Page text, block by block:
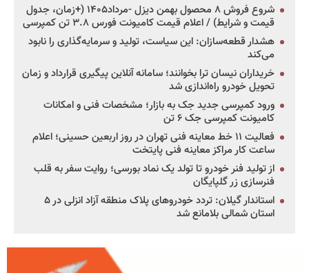
شروع فروش ۸ محصول بهمن دیزل -مرداد۱۴۰۵ (+زمان، جدول
قیمت و شرایط) / اعلام قیمت کامیونت فورس ۳.۸ تن کمپرسی
هشدار قطعه‌سازان: این سیاست، تولید و سرمایه‌گذاری را نابود
می‌کند
خریداران نیسان ترا بخوانند؛ سامانه آنلاین پیگیری قرارداد و زمان
تحویل خودرو راه‌اندازی شد
ورود کمپرسی جدید جک به بازار؛ مشخصات فنی و امکانات
کامیونت کمپرسی جک ۶ تن
فعالیت ۱۱ خط معاینه فنی تهران در روز اربعین حسینی؛ اعلام
ساعت کار مراکز معاینه فنی پایتخت
از تولید فنر خودرو تا تولد یک نماد بورسی؛ روایت سفر به قلب
فنرسازی زر گلپایگان
استاندار گیلان: تردد خودروهای پلاک منطقه آزاد انزلی در ۵
استان شمالی بلامانع شد